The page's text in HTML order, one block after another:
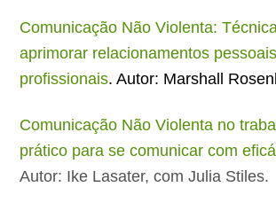
Comunicação Não Violenta:
aprimorar relacionamentos
profissionais. Autor: Marshall
Comunicação Não Violenta no
prático para se comunicar com
Autor: Ike Lasater, com Julia Stiles.